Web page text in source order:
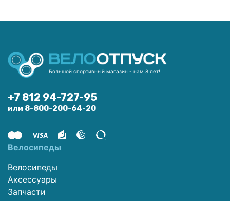
Большой спортивный магазин - нам 8 лет!
+7 812 94-727-95
или 8-800-200-64-20
Велосипеды
Велосипеды
Аксессуары
Запчасти